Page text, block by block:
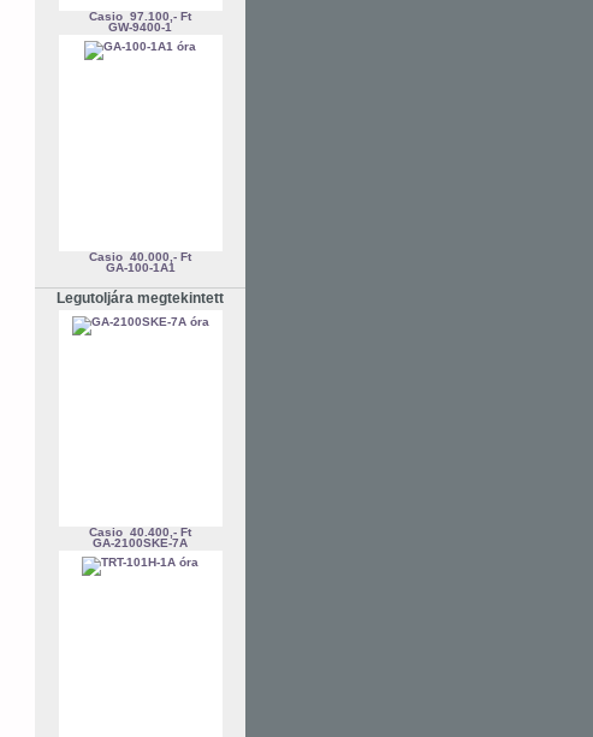
Casio 97.100,- Ft
GW-9400-1
Casio 40.000,- Ft
GA-100-1A1
Legutoljára megtekintett
Casio 40.400,- Ft
GA-2100SKE-7A